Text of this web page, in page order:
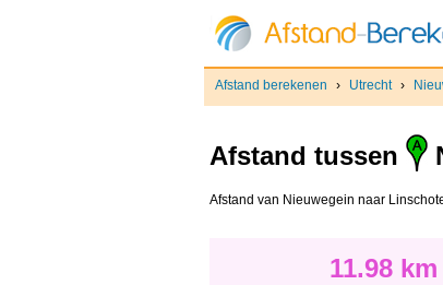
Afstand berekenen › Utrecht ›
Afstand tussen
Afstand van Nieuwegein naar
11.98 km